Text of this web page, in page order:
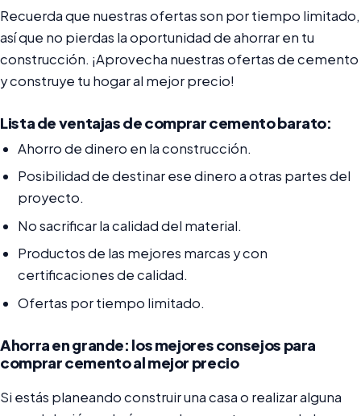
Recuerda que nuestras ofertas son por tiempo limitado,
así que no pierdas la oportunidad de ahorrar en tu
construcción. ¡Aprovecha nuestras ofertas de cemento
y construye tu hogar al mejor precio!
Lista de ventajas de comprar cemento barato:
Ahorro de dinero en la construcción.
Posibilidad de destinar ese dinero a otras partes del
proyecto.
No sacrificar la calidad del material.
Productos de las mejores marcas y con
certificaciones de calidad.
Ofertas por tiempo limitado.
Ahorra en grande: los mejores consejos para
comprar cemento al mejor precio
Si estás planeando construir una casa o realizar alguna